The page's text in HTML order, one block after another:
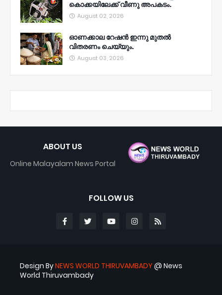
കൊക്കയിലേക്ക് വീണു അപകടം.
August 02, 2026
ഓണക്കാല റേഷൻ ഇന്നു മുതല്‍
വിതരണം ചെയ്യും.
August 03, 2026
ABOUT US
Online Malayalam News Portal
FOLLOW US
Design ByNEWS WORLD THIRUVAMBADY @ News
World Thiruvambady